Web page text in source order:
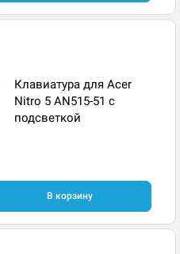
Клавиатура для Acer
Nitro 5 AN515-51 с
подсветкой
В корзину